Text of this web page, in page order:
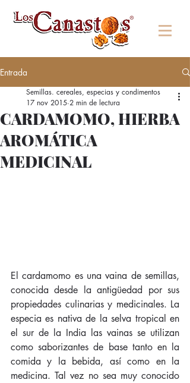
Entrada
CARDAMOMO, HIERBA
AROMÁTICA
MEDICINAL
Semillas. cereales, especias y condimentos
17 nov 2015 2 min de lectura
El cardamomo es una vaina de semillas,
conocida desde la antigüedad por sus
propiedades culinarias y medicinales. La
especia es nativa de la selva tropical en
el sur de la India las vainas se utilizan
como saborizantes de base tanto en la
comida y la bebida, así como en la
medicina. Tal vez no sea muy conocido